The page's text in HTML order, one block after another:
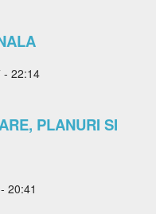
- 22:14
PLANURI SI
20:41